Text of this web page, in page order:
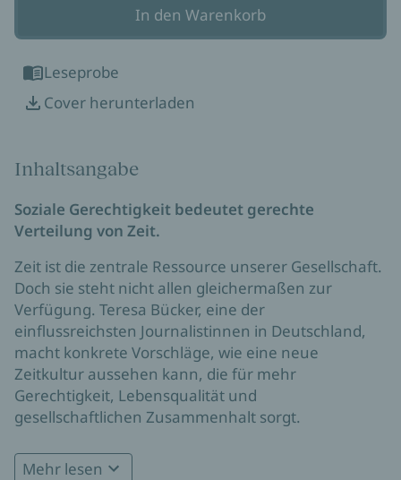
In den Warenkorb
Leseprobe
Cover herunterladen
Inhaltsangabe
Soziale Gerechtigkeit bedeutet gerechte
Verteilung von Zeit.
Zeit ist die zentrale Ressource unserer Gesellschaft.
Doch sie steht nicht allen gleichermaßen zur
Verfügung. Teresa Bücker, eine der
einflussreichsten Journalistinnen in Deutschland,
macht konkrete Vorschläge, wie eine neue
Zeitkultur aussehen kann, die für mehr
Gerechtigkeit, Lebensqualität und
gesellschaftlichen Zusammenhalt sorgt.
Ausgezeichnet mit dem NDR Sachbuchpreis 2023
Mehr lesen